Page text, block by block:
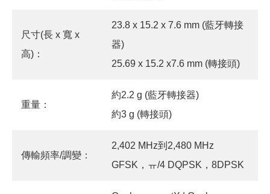
尺寸(長 x 寬 x
高)：
23.8 x 15.2 x 7.6 mm (藍牙轉接
器)
25.69 x 15.2 x7.6 mm (轉接頭)
重量：
約2.2 g (藍牙轉接器)
約3 g (轉接頭)
傳輸頻率/調變：
2,402 MHz到2,480 MHz
GFSK，ㅠ/4 DQPSK，8DPSK